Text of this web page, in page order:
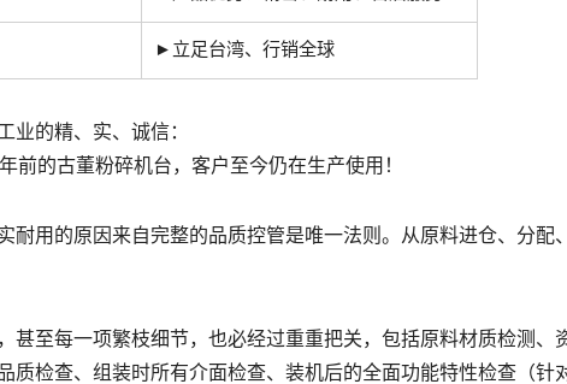
►立足台湾、行销全球
业的精、实、诚信：
前的古董粉碎机台，客户至今仍在生产使用！
耐用的原因来自完整的品质控管是唯一法则。从原料进仓、分
甚至每一项繁枝细节，也必经过重重把关，包括原料材质检测
质检查、组装时所有介面检查、装机后的全面功能特性检查（